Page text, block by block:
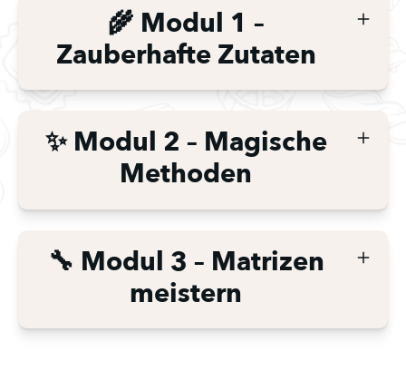
🌾 Modul 1 –
Zauberhafte Zutaten
✨ Modul 2 – Magische
Methoden
🔧 Modul 3 – Matrizen
meistern